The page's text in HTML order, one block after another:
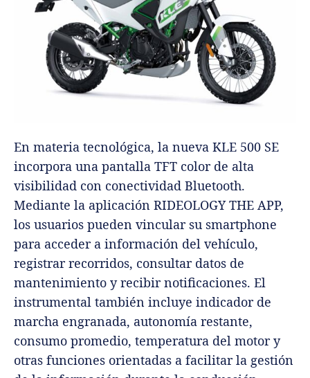
En materia tecnológica, la nueva KLE 500 SE
incorpora una pantalla TFT color de alta
visibilidad con conectividad Bluetooth.
Mediante la aplicación RIDEOLOGY THE APP,
los usuarios pueden vincular su smartphone
para acceder a información del vehículo,
registrar recorridos, consultar datos de
mantenimiento y recibir notificaciones. El
instrumental también incluye indicador de
marcha engranada, autonomía restante,
consumo promedio, temperatura del motor y
otras funciones orientadas a facilitar la gestión